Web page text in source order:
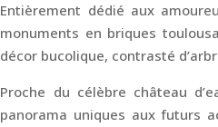
Entièrement dédié aux
monuments en briques
décor bucolique, contrasté
Proche du célèbre château
panorama uniques aux futurs